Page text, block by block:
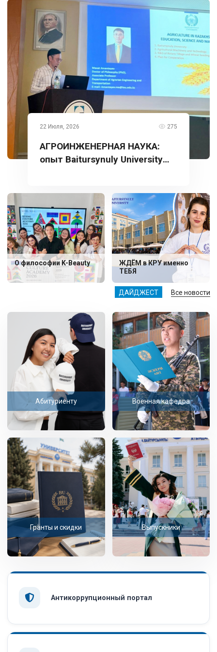
ДАЙДЖЕСТ Все новости
22 Июля, 2026 275
АГРОИНЖЕНЕРНАЯ НАУКА:
опыт Baitursynuly University
О философии K-Beauty
ЖДЁМ в КРУ именно
ТЕБЯ
Абитуриенту Военная кафедра
Гранты и скидки Выпускники
Антикоррупционный портал